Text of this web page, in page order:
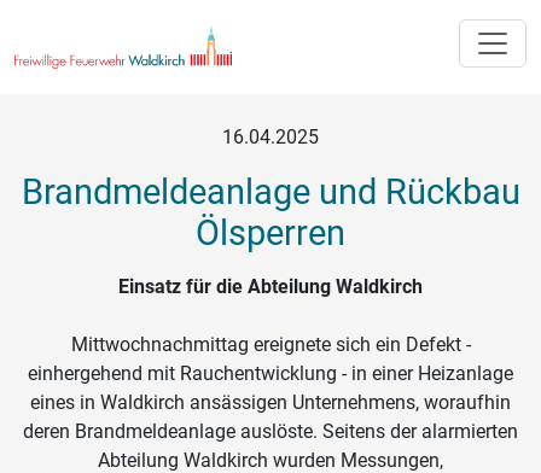
16.04.2025
Brandmeldeanlage und Rückbau
Ölsperren
Einsatz für die Abteilung Waldkirch
Mittwochnachmittag ereignete sich ein Defekt -
einhergehend mit Rauchentwicklung - in einer Heizanlage
eines in Waldkirch ansässigen Unternehmens, woraufhin
deren Brandmeldeanlage auslöste. Seitens der alarmierten
Abteilung Waldkirch wurden Messungen,